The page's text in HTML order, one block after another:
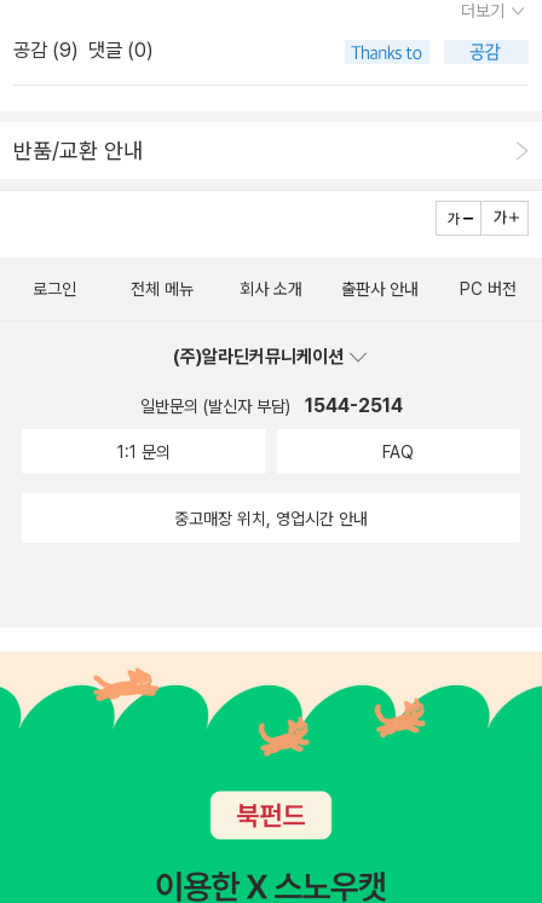
생각하네요. 과연 어떻게 할까요?그런데 까마귀는 도대체 왜 저러고
있는거죠? 아하, 까마귀를 보던 강아지가 빗자루를 보더니 멋진 아이
디어가 떠올랐어요. 기다란 빗자루로 거미줄에 걸린 도넛을 어떻게
공작으로 땅으로 떨어진 빗자루를 보더니 또 다른 아이디어가 떠오른
강아지! 도넛을 찾겠다고 이방법 저방법 다 동원해 애를 쓰는 강아지
와 어떻게든 도넛을 사수하려는 거미가 참 알콩달콩! 넘 잼나는데 그
단순한 그림책이재미는 물론 창의적인 아디디어를 떠오르게 할때가
이 각자 자기만의 방법을 생각해볼 수 있는 그림책이에요.^^
더보기
공감 (9) 댓글 (0)
반품/교환 안내
로그인 전체 메뉴 회사 소개 출판사 안내 PC 버전
(주)알라딘커뮤니케이션
일반문의 (발신자 부담) 1544-2514
1:1 문의 FAQ
중고매장 위치, 영업시간 안내